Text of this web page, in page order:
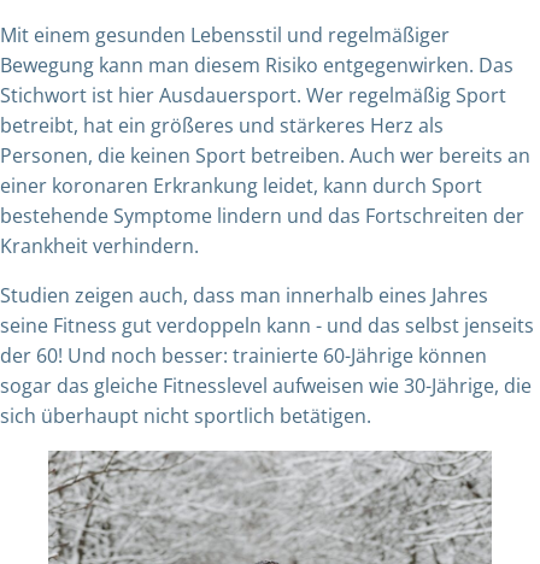
Mit einem gesunden Lebensstil und regelmäßiger
Bewegung kann man diesem Risiko entgegenwirken. Das
Stichwort ist hier Ausdauersport. Wer regelmäßig Sport
betreibt, hat ein größeres und stärkeres Herz als
Personen, die keinen Sport betreiben. Auch wer bereits an
einer koronaren Erkrankung leidet, kann durch Sport
bestehende Symptome lindern und das Fortschreiten der
Krankheit verhindern.
Studien zeigen auch, dass man innerhalb eines Jahres
seine Fitness gut verdoppeln kann - und das selbst jenseits
der 60! Und noch besser: trainierte 60-Jährige können
sogar das gleiche Fitnesslevel aufweisen wie 30-Jährige, die
sich überhaupt nicht sportlich betätigen.